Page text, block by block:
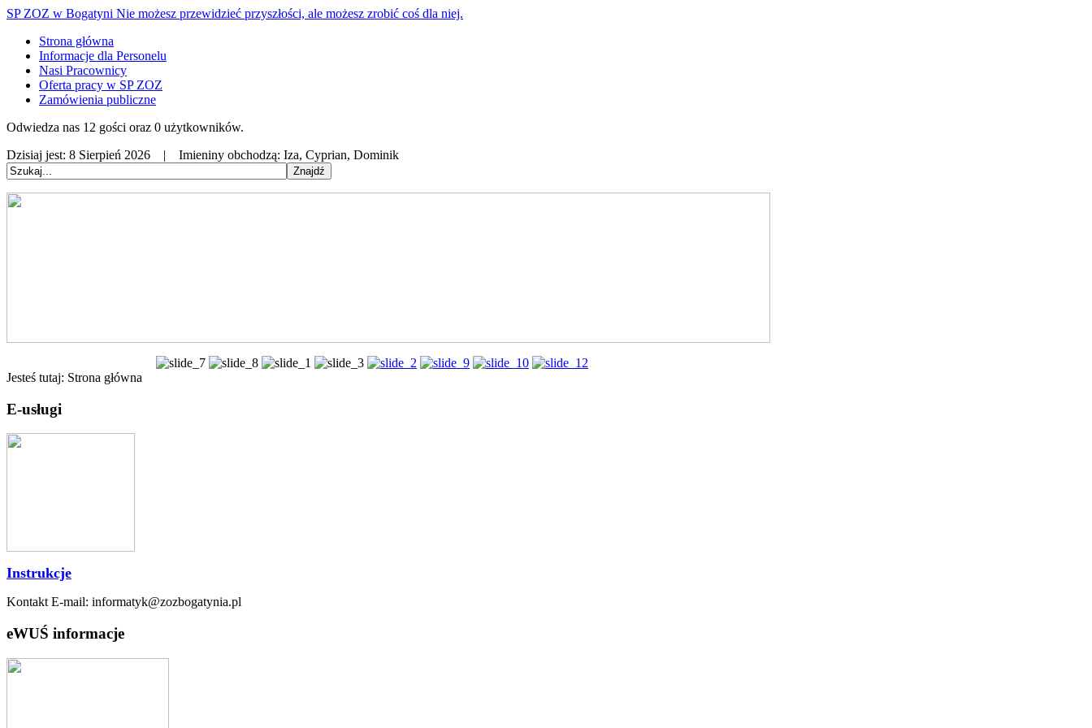
SP ZOZ w Bogatyni Nie możesz przewidzieć przyszłości, ale możesz zrobić coś dla niej.
Strona główna
Informacje dla Personelu
Nasi Pracownicy
Oferta pracy w SP ZOZ
Zamówienia publiczne
Odwiedza nas 12 gości oraz 0 użytkowników.
Dzisiaj jest: 8 Sierpień 2026 | Imieniny obchodzą: Iza, Cyprian, Dominik
Jesteś tutaj: Strona główna
E-usługi
Instrukcje
Kontakt E-mail: informatyk@zozbogatynia.pl
eWUŚ informacje